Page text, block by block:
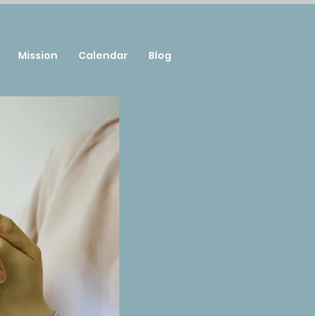
Mission Calendar Blog